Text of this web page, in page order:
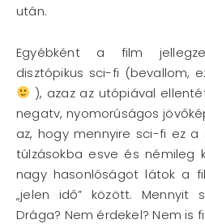
után.
Egyébként a film
disztópikus sci-fi (bevallom,
), azaz az utópiával
negatv, nyomorúságos
az, hogy mennyire sci-fi ez a
túlzásokba esve és némileg
nagy hasonlóságot látok a
„jelen idő” között. Mennyit
Drága? Nem érdekel? Nem is